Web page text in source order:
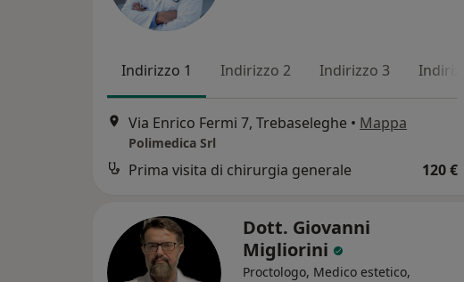
Indirizzo 1 Indirizzo 2 Indirizzo 3
Via Enrico Fermi 7, Trebaseleghe • Mappa
Polimedica Srl
Prima visita di chirurgia generale 120 €
Dott. Giovanni
Migliorini
Proctologo, Medico estetico,